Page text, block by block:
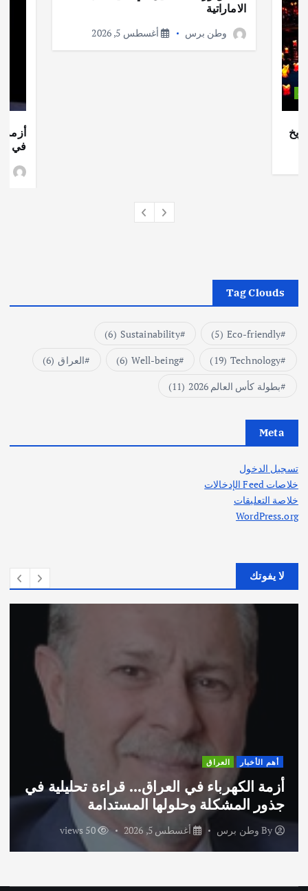
الاماراتية
وطن برس أغسطس 5, 2026
أزمة
في
Tag Clouds
Eco-friendly
(5)
Sustainability
(6)
Technology
(19)
Well-being
(6) العراق (6)
بطولة كأس العالم 2026
(11)
Meta
تسجيل الدخول
خلاصات Feed الإدخالات
خلاصة التعليقات
WordPress.org
لا يفوتك
أهم الأخبار ثقافة وفنون
اختتام ورشة السينوغرافيا في مدينة كلباء
الاماراتية
وطن برس أغسطس 3, 2026 61 views